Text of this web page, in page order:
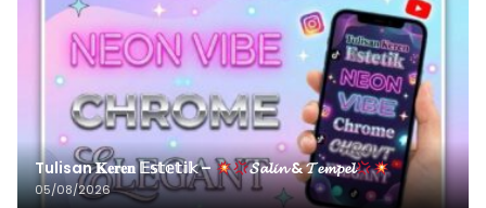
Tulisan 𝐊𝐞𝐫𝐞𝐧 𝔼𝕤𝕥𝕖𝕥𝕚𝕜 – 𝓢𝓪𝓵𝓲𝓷 & 𝓣𝓮𝓶𝓹𝓮𝓵
05/08/2026